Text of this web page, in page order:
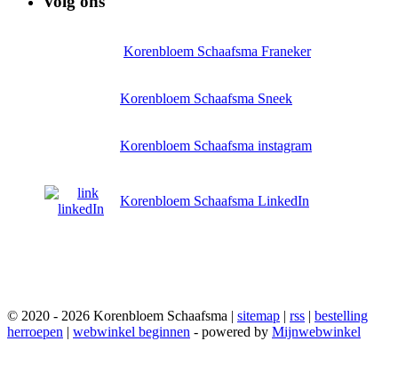
Korenbloem Schaafsma Franeker
Korenbloem Schaafsma Sneek
Korenbloem Schaafsma instagram
Korenbloem Schaafsma LinkedIn
© 2020 - 2026 Korenbloem Schaafsma | sitemap | rss | bestelling
herroepen | webwinkel beginnen - powered by Mijnwebwinkel